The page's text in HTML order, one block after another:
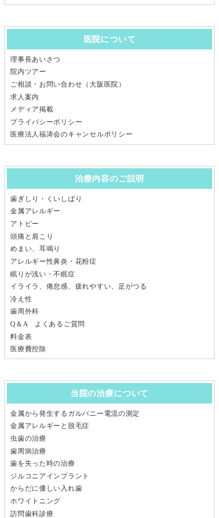
医院について
理事長あいさつ
院内ツアー
ご相談・お問い合わせ（大阪医院）
求人案内
メディア掲載
プライバシーポリシー
医療法人福涛会のキャンセルポリシー
治療内容のご説明
歯ぎしり・くいしばり
金属アレルギー
アトピー
頭痛と肩こり
めまい、耳鳴り
アレルギー性鼻炎・花粉症
眠りが浅い・不眠症
イライラ、倦怠感、疲れやすい、足がつる
冷え性
歯周外科
Q＆A よくあるご質問
料金表
医療費控除
当院の治療について
金属から発生するガルバニー電流の測定
金属アレルギーと脱毛症
虫歯の治療
歯周病治療
歯を失った時の治療
ジルコニアインプラント
からだに優しい入れ歯
ホワイトニング
訪問歯科診療